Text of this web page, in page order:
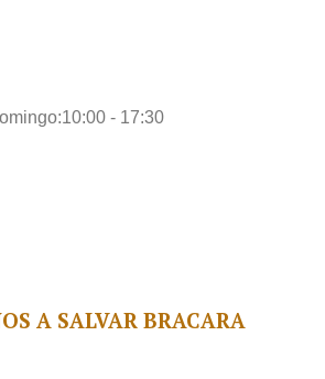
10:00 - 17:30
A SALVAR BRACARA